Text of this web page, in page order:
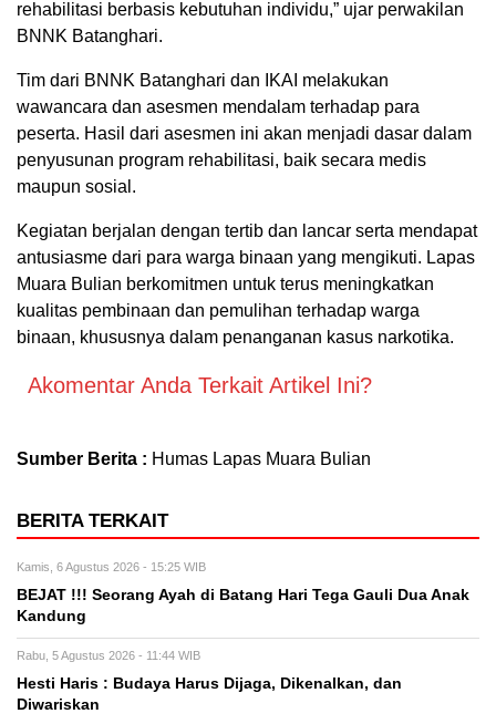
rehabilitasi berbasis kebutuhan individu,” ujar perwakilan
BNNK Batanghari.
Tim dari BNNK Batanghari dan IKAI melakukan
wawancara dan asesmen mendalam terhadap para
peserta. Hasil dari asesmen ini akan menjadi dasar dalam
penyusunan program rehabilitasi, baik secara medis
maupun sosial.
Kegiatan berjalan dengan tertib dan lancar serta mendapat
antusiasme dari para warga binaan yang mengikuti. Lapas
Muara Bulian berkomitmen untuk terus meningkatkan
kualitas pembinaan dan pemulihan terhadap warga
binaan, khususnya dalam penanganan kasus narkotika.
Akomentar Anda Terkait Artikel Ini?
Sumber Berita : Humas Lapas Muara Bulian
BERITA TERKAIT
Kamis, 6 Agustus 2026 - 15:25 WIB
BEJAT !!! Seorang Ayah di Batang Hari Tega Gauli Dua Anak
Kandung
Rabu, 5 Agustus 2026 - 11:44 WIB
Hesti Haris : Budaya Harus Dijaga, Dikenalkan, dan
Diwariskan